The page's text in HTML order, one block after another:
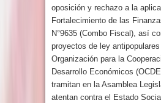
oposición y rechazo a la
Fortalecimiento de las
N°9635 (Combo Fiscal), así
proyectos de ley
Organización para la
Desarrollo Económicos
tramitan en la Asamblea
atentan contra el Estado